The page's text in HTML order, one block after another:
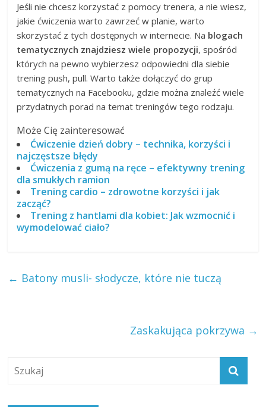
Jeśli nie chcesz korzystać z pomocy trenera, a nie wiesz,
jakie ćwiczenia warto zawrzeć w planie, warto
skorzystać z tych dostępnych w internecie. Na blogach
tematycznych znajdziesz wiele propozycji, spośród
których na pewno wybierzesz odpowiedni dla siebie
trening push, pull. Warto także dołączyć do grup
tematycznych na Facebooku, gdzie można znaleźć wiele
przydatnych porad na temat treningów tego rodzaju.
Może Cię zainteresować
Ćwiczenie dzień dobry – technika, korzyści i
najczęstsze błędy
Ćwiczenia z gumą na ręce – efektywny trening
dla smukłych ramion
Trening cardio – zdrowotne korzyści i jak
zacząć?
Trening z hantlami dla kobiet: Jak wzmocnić i
wymodelować ciało?
← Batony musli- słodycze, które nie tuczą
Zaskakująca pokrzywa →